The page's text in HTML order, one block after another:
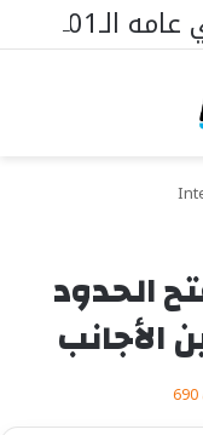
الدكتور مهاتير محمد في عامه الـ101… قائدٌ استثنائي ورمزٌ خالد في مسيرة نهضة ماليزيا.
الحدود
الأجانب
690